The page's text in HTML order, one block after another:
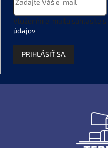
Vložením e-mailu súhlasíte s
údajov.
PRIHLÁSIŤ SA